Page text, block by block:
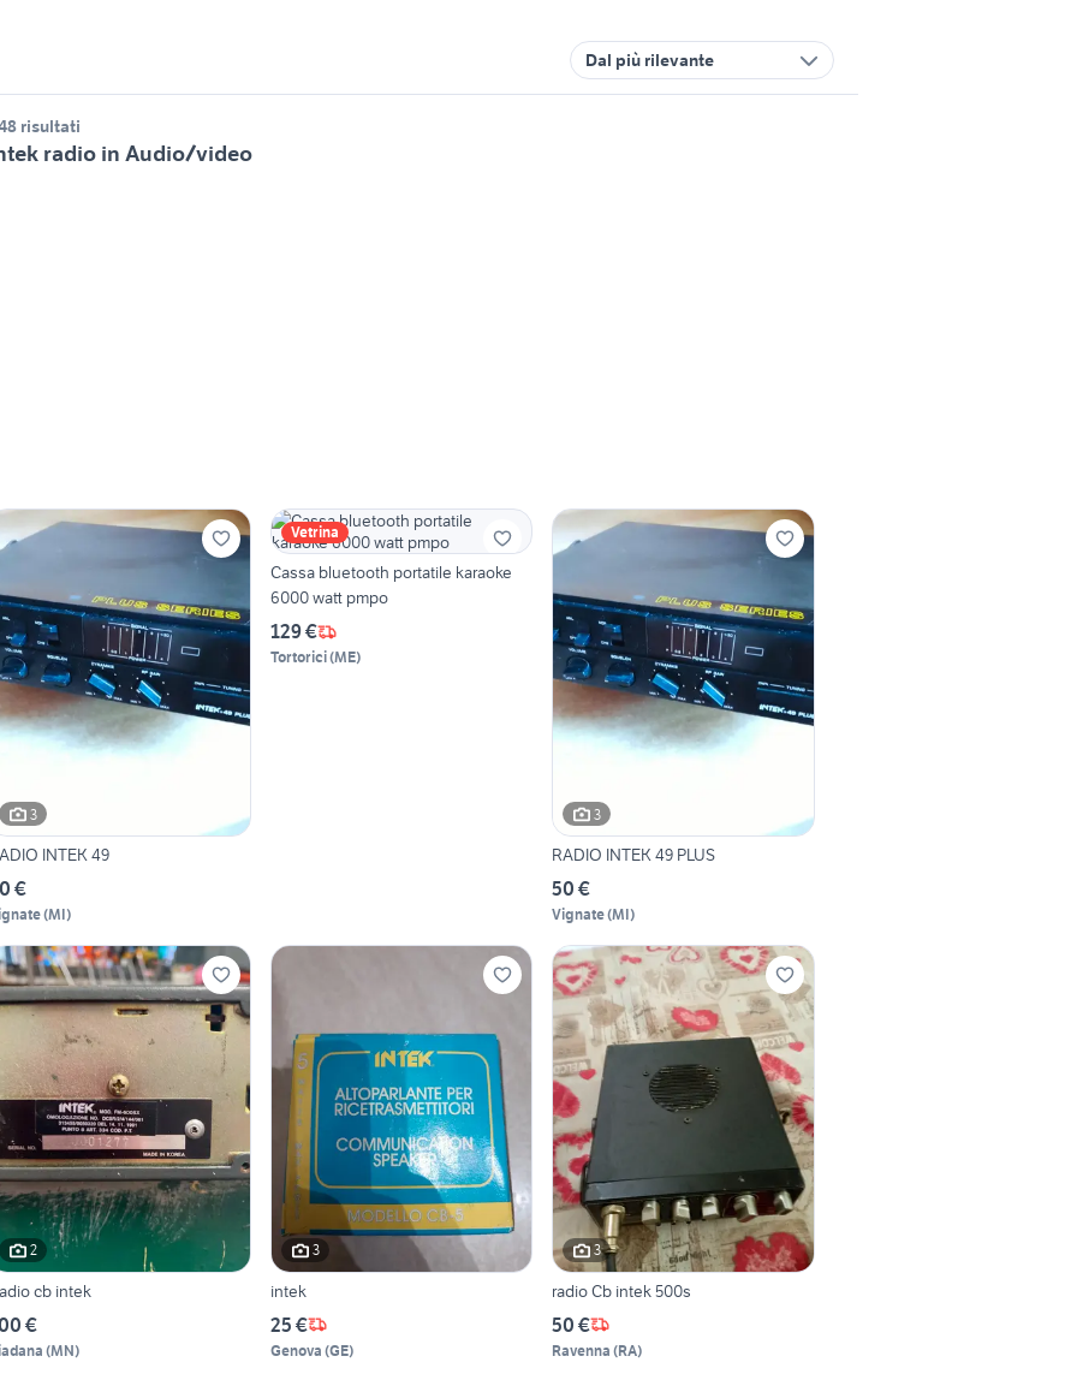
Dal più rilevante
risultati
radio in Audio/video
3
INTEK 49
€
(MI)
Vetrina
Cassa bluetooth portatile karaoke
6000 watt pmpo
129 €
Tortorici(ME)
3
RADIO INTEK 49 PLUS
50 €
Vignate(MI)
2
cb intek
€
(MN)
3
intek
25 €
Genova (GE)
3
radio Cb intek 500s
50 €
Ravenna (RA)